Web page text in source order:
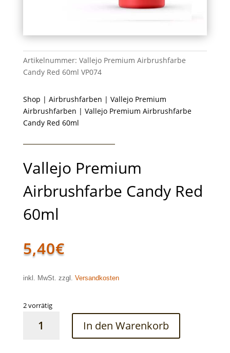
Artikelnummer: Vallejo Premium Airbrushfarbe
Candy Red 60ml VP074
Shop | Airbrushfarben | Vallejo Premium
Airbrushfarben | Vallejo Premium Airbrushfarbe
Candy Red 60ml
Vallejo Premium
Airbrushfarbe Candy Red
60ml
5,40€
inkl. MwSt. zzgl. Versandkosten
2 vorrätig
Premium
In den Warenkorb